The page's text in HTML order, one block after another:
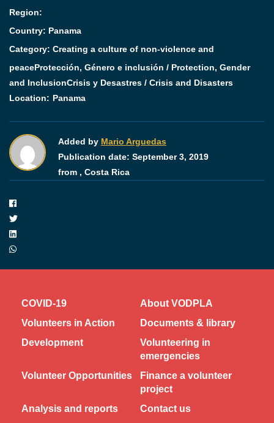
Region:
Country: Panama
Category: Creating a culture of non-violence and
peaceProtección, Género e inclusión / Protection, Gender
and InclusionCrisis y Desastres / Crisis and Disasters
Location: Panama
Added by Mario Arguedas
Publication date: September 3, 2019
from , Costa Rica
COVID-19
About VODPLA
Volunteers in Action
Documents & library
Development
Volunteering in
emergencies
Volunteer Opportunities
Finance a volunteer
project
Analysis and reports
Contact us